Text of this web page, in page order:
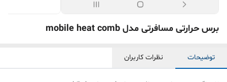
برس حرارتی مسافرتی مدل mobile heat comb
توضیحات نظرات کاربران